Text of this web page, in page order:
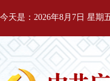
今天是：2026年8月7日 星期